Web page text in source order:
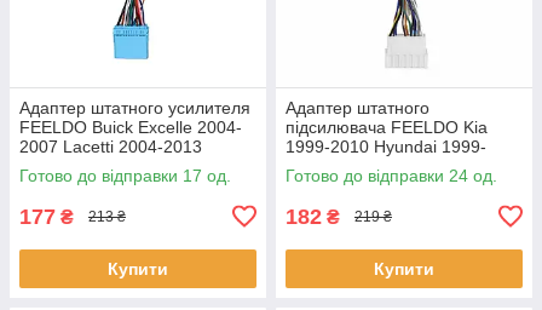
Адаптер штатного усилителя
FEELDO Buick Excelle 2004-
2007 Lacetti 2004-2013
Nubira 2003-2010 (6774)
17шт
Готово до відправки 17 од.
177 ₴ 213 ₴
Купити
Адаптер штатного
підсилювача FEELDO Kia
1999-2010 Hyundai 1999-
2012 (6526) Хюндай Кіа 24
шт.
Готово до відправки 24 од.
182 ₴ 219 ₴
Купити